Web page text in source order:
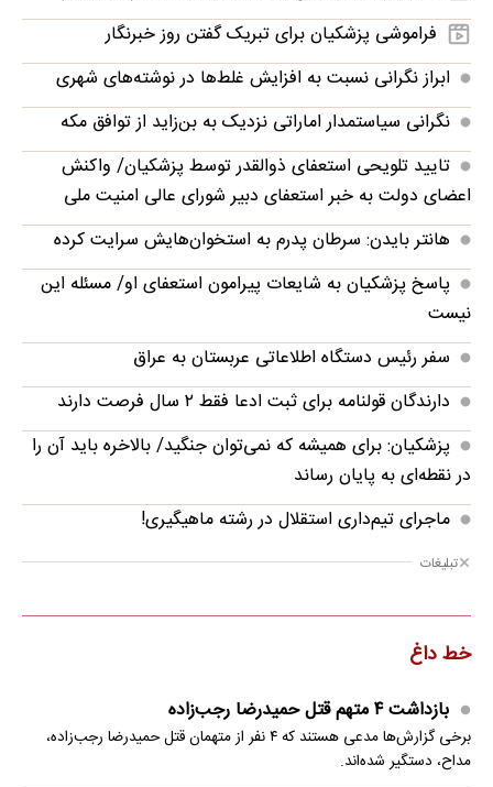
فراموشی پزشکیان برای تبریک گفتن روز خبرنگار
ابراز نگرانی نسبت به افزایش غلط‌ها در نوشته‌های شهری
نگرانی سیاستمدار اماراتی نزدیک به بن‌زاید از توافق مکه
تایید تلویحی استعفای ذوالقدر توسط پزشکیان/ واکنش
اعضای دولت به خبر استعفای دبیر شورای عالی امنیت ملی
هانتر بایدن: سرطان پدرم به استخوان‌هایش سرایت کرده
پاسخ پزشکیان به شایعات پیرامون استعفای او/ مسئله‌ این
نیست
سفر رئیس دستگاه اطلاعاتی عربستان به عراق
دارندگان قولنامه برای ثبت ادعا فقط ۲ سال فرصت دارند
پزشکیان: برای همیشه که نمی‌توان جنگید/ بالاخره باید آن را
در نقطه‌ای به پایان رساند
ماجرای تیم‌داری استقلال در رشته ماهیگیری!
تبلیغات
خط داغ
بازداشت ۴ متهم قتل حمیدرضا رجب‌زاده
برخی گزارش‌ها مدعی هستند که ۴ نفر از متهمان قتل حمیدرضا رجب‌زاده،
مداح، دستگیر شده‌اند.